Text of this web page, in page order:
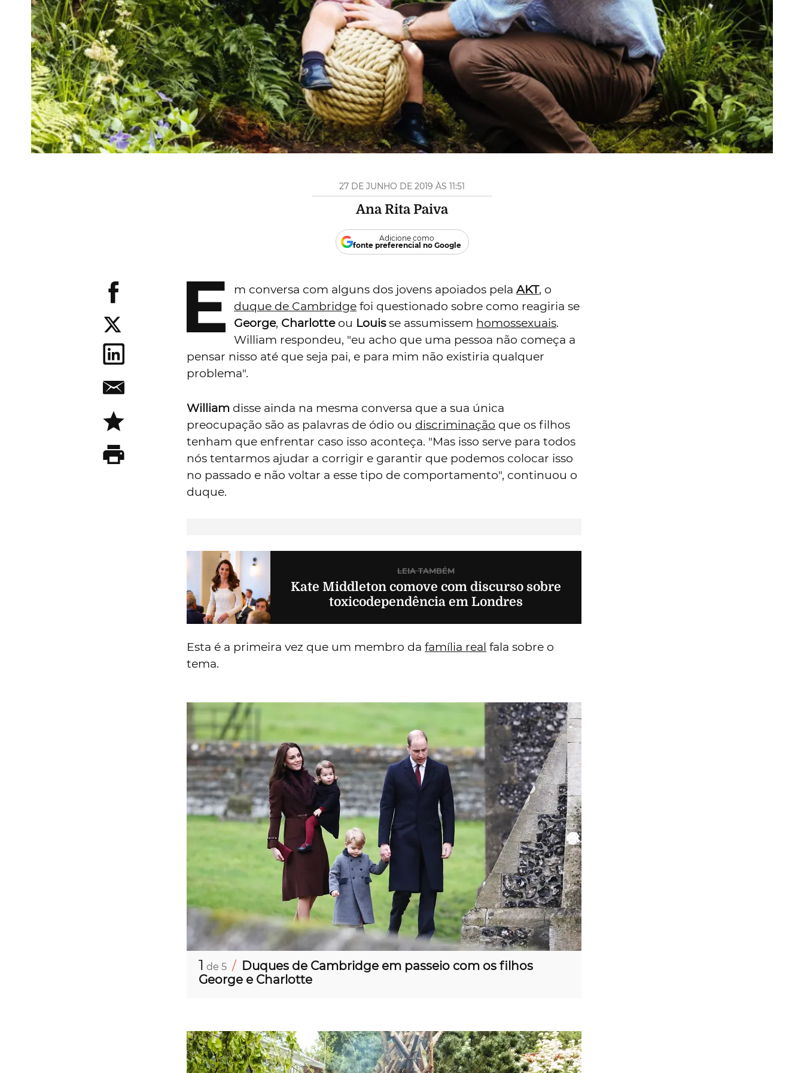
27 DE JUNHO DE 2019 ÀS 11:51
Ana Rita Paiva
Adicione como
fonte preferencial no Google
E m conversa com alguns dos jovens apoiados pela AKT, o
duque de Cambridge foi questionado sobre como reagiria se
George, Charlotteou Louisse assumissem homossexuais.
William respondeu, "eu acho que uma pessoa não começa a
pensar nisso até que seja pai, e para mim não existiria qualquer
problema".
William disse ainda na mesma conversa que a sua única
preocupação são as palavras de ódio ou discriminação que os filhos
tenham que enfrentar caso isso aconteça. "Mas isso serve para todos
nós tentarmos ajudar a corrigir e garantir que podemos colocar isso
no passado e não voltar a esse tipo de comportamento", continuou o
duque.
LEIA TAMBÉM
Kate Middleton comove com discurso sobre
toxicodependência em Londres
Esta é a primeira vez que um membro da família real fala sobre o
tema.
1 de 5 / Duques de Cambridge em passeio com os filhos
George e Charlotte